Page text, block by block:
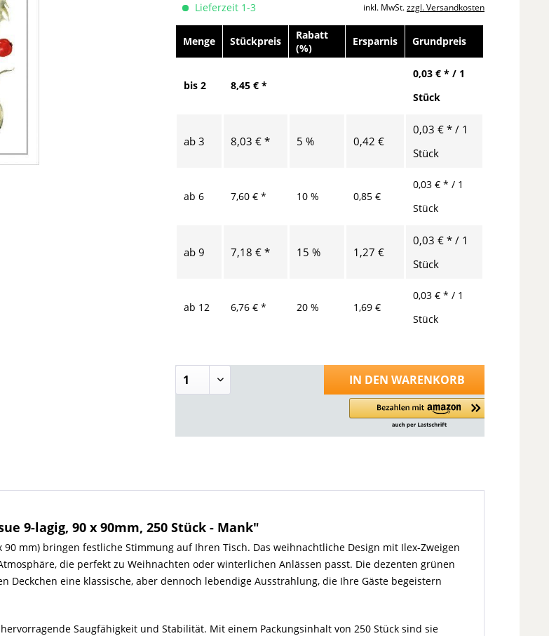
inkl. MwSt.zzgl. Versandkosten
Lieferzeit 1-3
Menge Stückpreis
Rabatt
(%)
Ersparnis Grundpreis
bis2 8,45 € *
0,03 € * / 1
Stück
ab3 8,03 € * 5 % 0,42 €
0,03 € * / 1
Stück
ab6 7,60 € * 10 % 0,85 €
0,03 € * / 1
Stück
ab9 7,18 € * 15 % 1,27 €
0,03 € * / 1
Stück
ab 12 6,76 € * 20 % 1,69 €
0,03 € * / 1
Stück
IN DEN WARENKORB
9-lagig, 90 x 90mm, 250 Stück - Mank"
90 mm) bringen festliche Stimmung auf Ihren Tisch. Das weihnachtliche Design mit Ilex-Zweigen
die perfekt zu Weihnachten oder winterlichen Anlässen passt. Die dezenten grünen
eine klassische, aber dennoch lebendige Ausstrahlung, die Ihre Gäste begeistern
Saugfähigkeit und Stabilität. Mit einem Packungsinhalt von 250 Stück sind sie